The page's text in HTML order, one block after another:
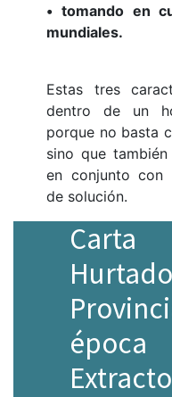
• tomando en
mundiales.
Estas tres
dentro de un
porque no basta
sino que
en conjunto con
de solución.
Carta